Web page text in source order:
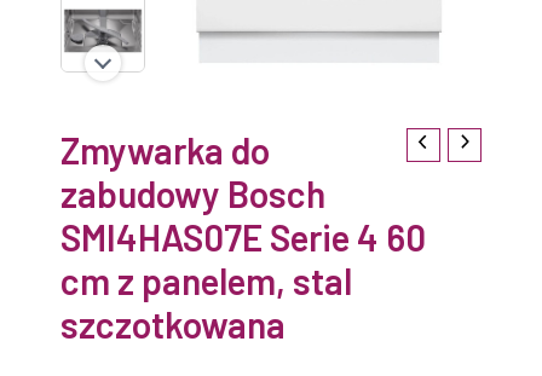
Zmywarka do
zabudowy Bosch
SMI4HAS07E Serie 4 60
cm z panelem, stal
szczotkowana
szczotkowana